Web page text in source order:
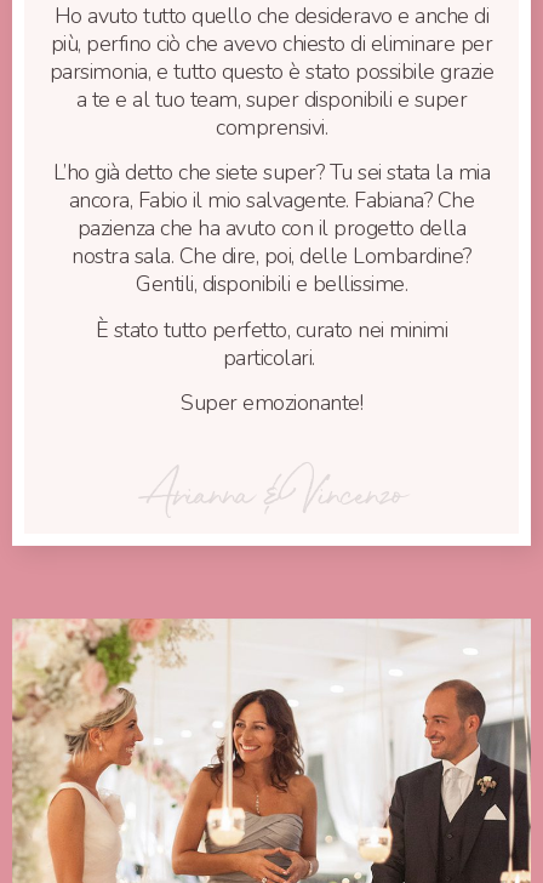
Ho avuto tutto quello che desideravo e anche di
più, perfino ciò che avevo chiesto di eliminare per
parsimonia, e tutto questo è stato possibile grazie
a te e al tuo team, super disponibili e super
comprensivi.
L’ho già detto che siete super? Tu sei stata la mia
ancora, Fabio il mio salvagente. Fabiana? Che
pazienza che ha avuto con il progetto della
nostra sala. Che dire, poi, delle Lombardine?
Gentili, disponibili e bellissime.
È stato tutto perfetto, curato nei minimi
particolari.
Super emozionante!
Arianna & Vincenzo